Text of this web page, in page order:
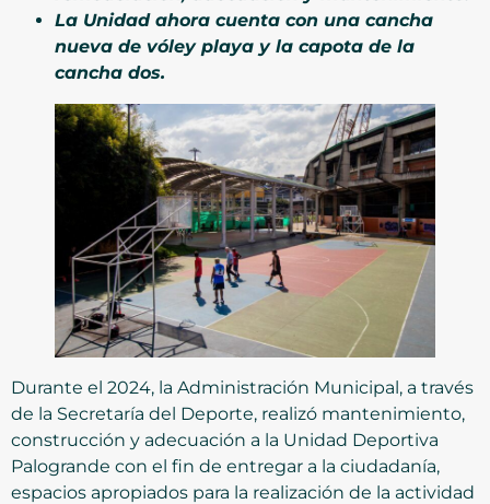
La Unidad ahora cuenta con una cancha
nueva de vóley playa y la capota de la
cancha dos.
Durante el 2024, la Administración Municipal, a través
de la Secretaría del Deporte, realizó mantenimiento,
construcción y adecuación a la Unidad Deportiva
Palogrande con el fin de entregar a la ciudadanía,
espacios apropiados para la realización de la actividad